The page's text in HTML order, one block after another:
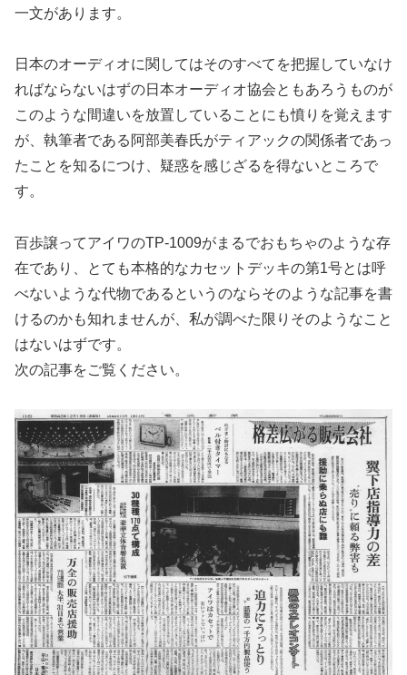
一文があります。
日本のオーディオに関してはそのすべてを把握していなけ
ればならないはずの日本オーディオ協会ともあろうものが
このような間違いを放置していることにも憤りを覚えます
が、執筆者である阿部美春氏がティアックの関係者であっ
たことを知るにつけ、疑惑を感じざるを得ないところで
す。
百歩譲ってアイワのTP-1009がまるでおもちゃのような存
在であり、とても本格的なカセットデッキの第1号とは呼
べないような代物であるというのならそのような記事を書
けるのかも知れませんが、私が調べた限りそのようなこと
はないはずです。
次の記事をご覧ください。